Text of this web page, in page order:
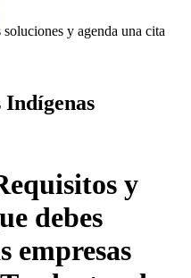
soluciones y agenda una cita
y
debes
empresas